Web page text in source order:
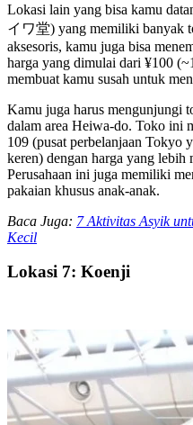
Lokasi lain yang bisa kamu
イワ堂) yang memiliki banyak
aksesoris, kamu juga bisa
harga yang dimulai dari ¥100
membuat kamu susah untuk
Kamu juga harus mengunjungi
dalam area Heiwa-do. Toko ini
109 (pusat perbelanjaan Tokyo
keren) dengan harga yang lebih
Perusahaan ini juga memiliki
pakaian khusus anak-anak.
Baca Juga: 7 Aktivitas Asyik
Kecil
Lokasi 7: Koenji